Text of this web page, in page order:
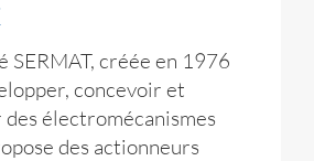
SERMAT, créée en 1976
concevoir et
électromécanismes
des actionneurs